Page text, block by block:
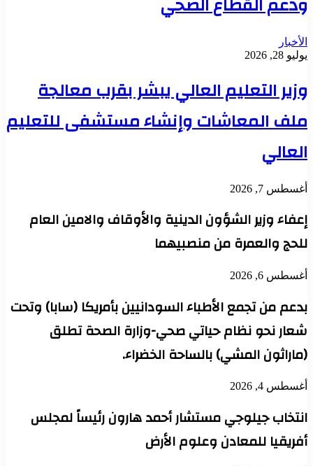
الأخبار
يوليو 28, 2026
وزير التعليم العالي يبشر بقرب معالجة
ملف المعاشات وإنشاء مستشفى للتعليم
العالي
أغسطس 7, 2026
إعفاء وزير الشؤون الدينية والأوقاف والامين العام
للحج والعمرة من منصبيهما
أغسطس 6, 2026
بدعم من تجمع الأطباء السودانيين بأمريكا (سابا) وتحت
شعار نحو نظام حياتي صحي-وزارة الصحة تطلق
(ماراثون المشي) بالساحة الخضراء.
أغسطس 4, 2026
انتخاب جيلوجي مستشار أحمد هارون رئيساً لمجلس
أفريقيا للمعادن وعلوم الأرض